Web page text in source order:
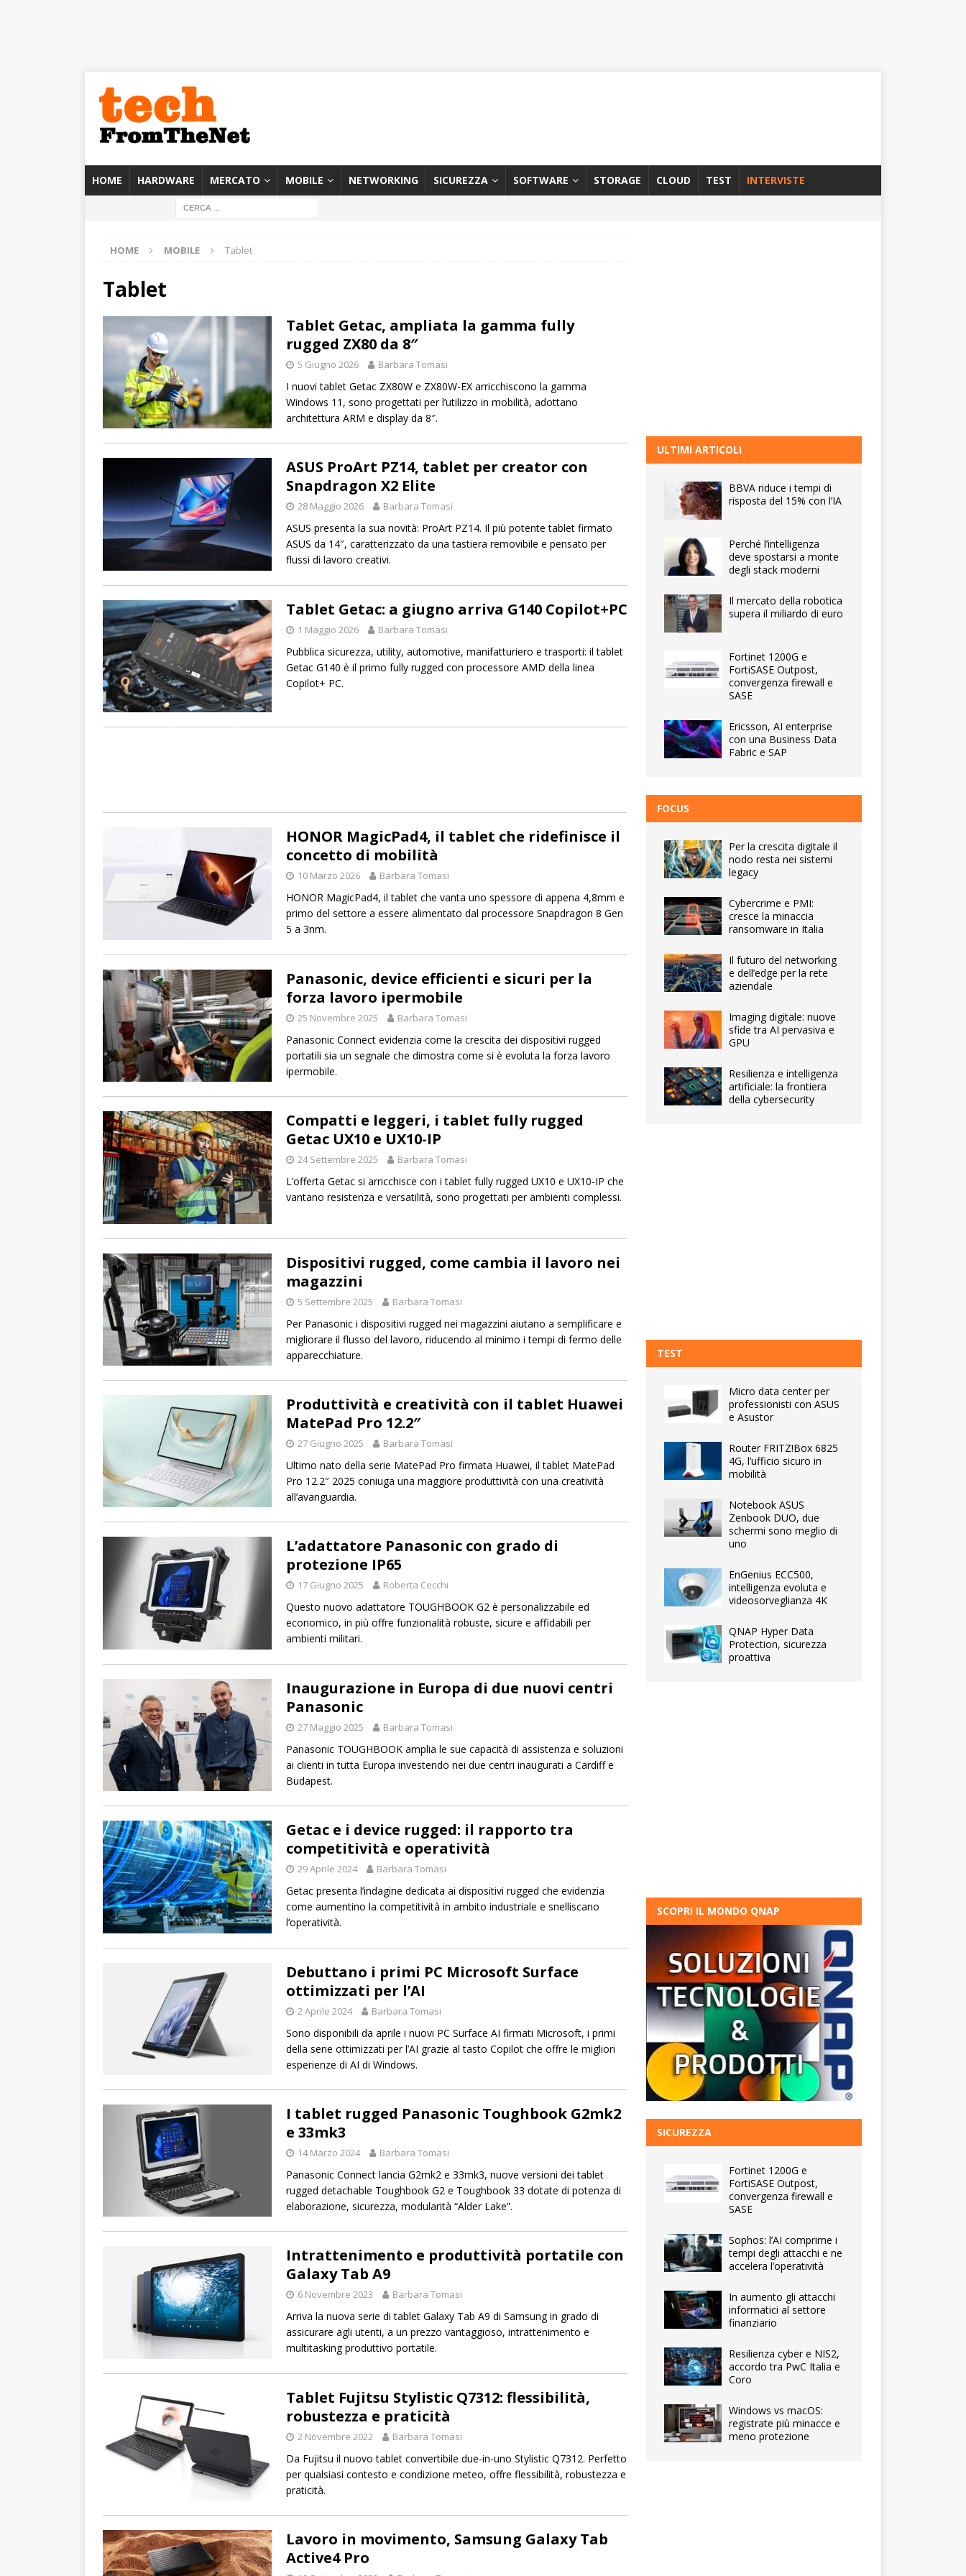
HOME HARDWARE MERCATO MOBILE NETWORKING SICUREZZA SOFTWARE STORAGE CLOUD TEST INTERVISTE
HOME MOBILE Tablet
Tablet
Tablet Getac, ampliata la gamma fully
rugged ZX80 da 8″
5 Giugno 2026 Barbara Tomasi
I nuovi tablet Getac ZX80W e ZX80W-EX arricchiscono la gamma
Windows 11, sono progettati per l’utilizzo in mobilità, adottano
architettura ARM e display da 8″.
ASUS ProArt PZ14, tablet per creator con
Snapdragon X2 Elite
28 Maggio 2026 Barbara Tomasi
ASUS presenta la sua novità: ProArt PZ14. Il più potente tablet firmato
ASUS da 14″, caratterizzato da una tastiera removibile e pensato per
flussi di lavoro creativi.
Tablet Getac: a giugno arriva G140 Copilot+PC
1 Maggio 2026 Barbara Tomasi
Pubblica sicurezza, utility, automotive, manifatturiero e trasporti: il tablet
Getac G140 è il primo fully rugged con processore AMD della linea
Copilot+ PC.
HONOR MagicPad4, il tablet che ridefinisce il
concetto di mobilità
10 Marzo 2026 Barbara Tomasi
HONOR MagicPad4, il tablet che vanta uno spessore di appena 4,8mm e
primo del settore a essere alimentato dal processore Snapdragon 8 Gen
5 a 3nm.
Panasonic, device efficienti e sicuri per la
forza lavoro ipermobile
25 Novembre 2025 Barbara Tomasi
Panasonic Connect evidenzia come la crescita dei dispositivi rugged
portatili sia un segnale che dimostra come si è evoluta la forza lavoro
ipermobile.
Compatti e leggeri, i tablet fully rugged
Getac UX10 e UX10-IP
24 Settembre 2025 Barbara Tomasi
L’offerta Getac si arricchisce con i tablet fully rugged UX10 e UX10-IP che
vantano resistenza e versatilità, sono progettati per ambienti complessi.
Dispositivi rugged, come cambia il lavoro nei
magazzini
5 Settembre 2025 Barbara Tomasi
Per Panasonic i dispositivi rugged nei magazzini aiutano a semplificare e
migliorare il flusso del lavoro, riducendo al minimo i tempi di fermo delle
apparecchiature.
Produttività e creatività con il tablet Huawei
MatePad Pro 12.2″
27 Giugno 2025 Barbara Tomasi
Ultimo nato della serie MatePad Pro firmata Huawei, il tablet MatePad
Pro 12.2″ 2025 coniuga una maggiore produttività con una creatività
all’avanguardia.
L’adattatore Panasonic con grado di
protezione IP65
17 Giugno 2025 Roberta Cecchi
Questo nuovo adattatore TOUGHBOOK G2 è personalizzabile ed
economico, in più offre funzionalità robuste, sicure e affidabili per
ambienti militari.
Inaugurazione in Europa di due nuovi centri
Panasonic
27 Maggio 2025 Barbara Tomasi
Panasonic TOUGHBOOK amplia le sue capacità di assistenza e soluzioni
ai clienti in tutta Europa investendo nei due centri inaugurati a Cardiff e
Budapest.
Getac e i device rugged: il rapporto tra
competitività e operatività
29 Aprile 2024 Barbara Tomasi
Getac presenta l’indagine dedicata ai dispositivi rugged che evidenzia
come aumentino la competitività in ambito industriale e snelliscano
l’operatività.
Debuttano i primi PC Microsoft Surface
ottimizzati per l’AI
2 Aprile 2024 Barbara Tomasi
Sono disponibili da aprile i nuovi PC Surface AI firmati Microsoft, i primi
della serie ottimizzati per l’AI grazie al tasto Copilot che offre le migliori
esperienze di AI di Windows.
I tablet rugged Panasonic Toughbook G2mk2
e 33mk3
14 Marzo 2024 Barbara Tomasi
Panasonic Connect lancia G2mk2 e 33mk3, nuove versioni dei tablet
rugged detachable Toughbook G2 e Toughbook 33 dotate di potenza di
elaborazione, sicurezza, modularità “Alder Lake”.
Intrattenimento e produttività portatile con
Galaxy Tab A9
6 Novembre 2023 Barbara Tomasi
Arriva la nuova serie di tablet Galaxy Tab A9 di Samsung in grado di
assicurare agli utenti, a un prezzo vantaggioso, intrattenimento e
multitasking produttivo portatile.
Tablet Fujitsu Stylistic Q7312: flessibilità,
robustezza e praticità
2 Novembre 2022 Barbara Tomasi
Da Fujitsu il nuovo tablet convertibile due-in-uno Stylistic Q7312. Perfetto
per qualsiasi contesto e condizione meteo, offre flessibilità, robustezza e
praticità.
Lavoro in movimento, Samsung Galaxy Tab
Active4 Pro
ULTIMI ARTICOLI
BBVA riduce i tempi di
risposta del 15% con l’IA
Perché l’intelligenza
deve spostarsi a monte
degli stack moderni
Il mercato della robotica
supera il miliardo di euro
Fortinet 1200G e
FortiSASE Outpost,
convergenza firewall e
SASE
Ericsson, AI enterprise
con una Business Data
Fabric e SAP
FOCUS
Per la crescita digitale il
nodo resta nei sistemi
legacy
Cybercrime e PMI:
cresce la minaccia
ransomware in Italia
Il futuro del networking
e dell’edge per la rete
aziendale
Imaging digitale: nuove
sfide tra AI pervasiva e
GPU
Resilienza e intelligenza
artificiale: la frontiera
della cybersecurity
TEST
Micro data center per
professionisti con ASUS
e Asustor
Router FRITZ!Box 6825
4G, l’ufficio sicuro in
mobilità
Notebook ASUS
Zenbook DUO, due
schermi sono meglio di
uno
EnGenius ECC500,
intelligenza evoluta e
videosorveglianza 4K
QNAP Hyper Data
Protection, sicurezza
proattiva
SCOPRI IL MONDO QNAP
SICUREZZA
Fortinet 1200G e
FortiSASE Outpost,
convergenza firewall e
SASE
Sophos: l’AI comprime i
tempi degli attacchi e ne
accelera l’operatività
In aumento gli attacchi
informatici al settore
finanziario
Resilienza cyber e NIS2,
accordo tra PwC Italia e
Coro
Windows vs macOS:
registrate più minacce e
meno protezione